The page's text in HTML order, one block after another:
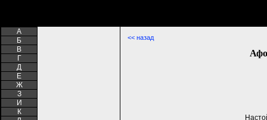
A
Б
В
Г
Д
Е
Ж
З
И
К
<< назад